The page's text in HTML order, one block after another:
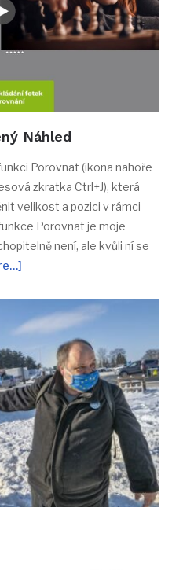
Náhled
Porovnat (ikona nahoře
zkratka Ctrl+J), která
velikost a pozici v rámci
Porovnat je moje
není, ale kvůli ní se